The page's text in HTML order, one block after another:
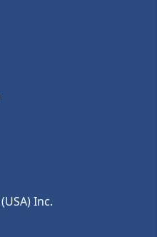
Inc.